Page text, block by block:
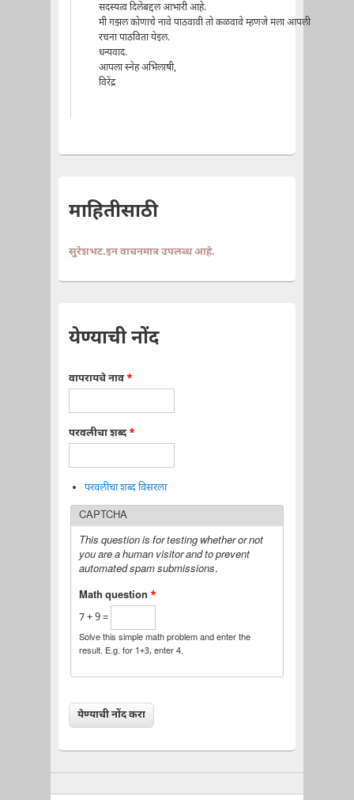
सदस्यत्व दिलेबद्दल आभारी आहे.
मी गझल कोणाचे नावे पाठवावी तो कळवावे म्हणजे मला आपली
रचना पाठविता येइल.
धन्यवाद.
आपला स्नेह अभिलाषी,
विरेंद्र
माहितीसाठी
सुरेशभट.इन वाचनमात्र उपलब्ध आहे.
येण्याची नोंद
वापरायचे नाव *
परवलीचा शब्द*
परवलीचा शब्द विसरला
CAPTCHA
This question is for testing whether or not
you are a human visitor and to prevent
automated spam submissions.
Math question *
7 + 9 =
Solve this simple math problem and enter the
result. E.g. for 1+3, enter 4.